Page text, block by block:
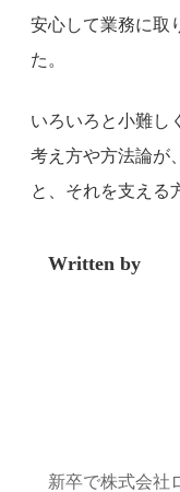
安心して業務に取
た。
いろいろと小難し
考え方や方法論が
と、それを支える
Written by
新卒で株式会社